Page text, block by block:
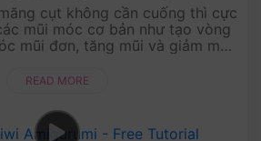
cụt không cần cuống thì cực
mũi móc cơ bản như tạo vòng
mũi đơn, tăng mũi và giảm mũi
READ MORE